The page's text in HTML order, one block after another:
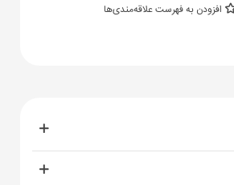
افزودن به فهرست علاقه‌مندی‌ها